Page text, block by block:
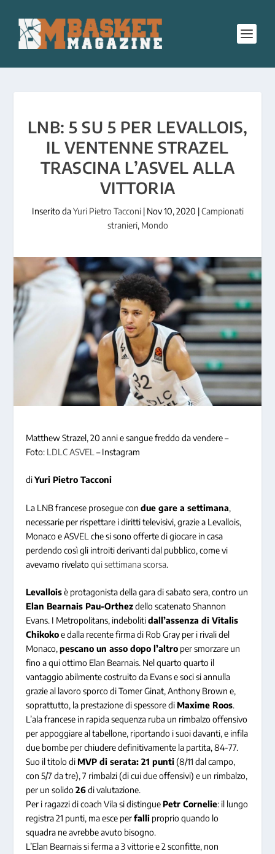
LNB: 5 SU 5 PER LEVALLOIS,
IL VENTENNE STRAZEL
TRASCINA L’ASVEL ALLA
VITTORIA
Inserito daYuri Pietro Tacconi| Nov 10, 2020 |Campionati
stranieri, Mondo
Matthew Strazel, 20 anni e sangue freddo da vendere –
Foto: LDLC ASVEL – Instagram
diYuri Pietro Tacconi
La LNB francese prosegue condue gare a settimana,
necessarie per rispettare i diritti televisivi, grazie a Levallois,
Monaco e ASVEL che si sono offerte di giocare in casa
perdendo così gli introiti derivanti dal pubblico, come vi
avevamo rivelatoqui settimana scorsa.
Levalloisè protagonista della gara di sabato sera, contro un
Elan Bearnais Pau-Orthezdello scatenato Shannon
Evans. I Metropolitans, indebolitidall’assenza di Vitalis
Chikokoe dalla recente firma di Rob Gray per i rivali del
Monaco,pescano un asso dopo l’altro per smorzare un
fino a qui ottimo Elan Bearnais. Nel quarto quarto il
vantaggio abilmente costruito da Evans e soci si annulla
grazie al lavoro sporco di Tomer Ginat, Anthony Brown e,
soprattutto, la prestazione di spessore di Maxime Roos.
L’ala francese in rapida sequenza ruba un rimbalzo offensivo
per appoggiare al tabellone, riportando i suoi davanti, e infila
due bombe per chiudere definitivamente la partita, 84-77.
Suo il titolo di MVP di serata: 21 punti(8/11 dal campo,
con 5/7 da tre), 7 rimbalzi (di cui due offensivi) e un rimbalzo,
per un solido26di valutazione.
Per i ragazzi di coach Vila si distingue Petr Cornelie: il lungo
registra 21 punti, ma esce perfalli proprio quando lo
squadra ne avrebbe avuto bisogno.
L’Elan Bearnais si ferma a 3 vittorie e 2 sconfitte, non